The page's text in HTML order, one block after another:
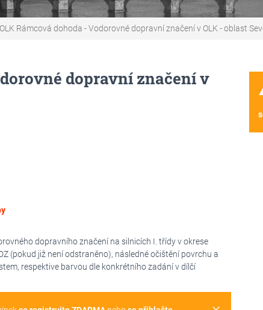
OLK Rámcová dohoda - Vodorovné dopravní značení v OLK - oblast
dopravní značení v
dopravního značení na silnicích I. třídy v okrese
(pokud již není odstraněno), následné očištění povrchu a
respektive barvou dle konkrétního zadání v dílčí